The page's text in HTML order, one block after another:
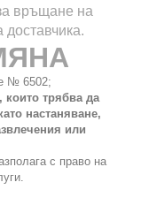
връщане на
№ 6502;
които трябва да
настаняване,
или
с право на